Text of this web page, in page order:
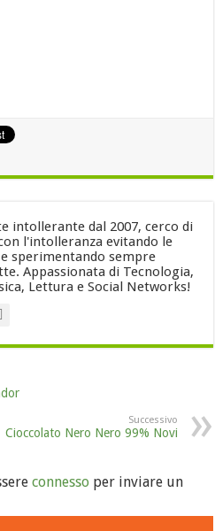
intollerante dal 2007, cerco di
l'intolleranza evitando le
sperimentando sempre
Appassionata di Tecnologia,
Lettura e Social Networks!
Successivo
Cioccolato Nero Nero 99% Novi
connesso per inviare un